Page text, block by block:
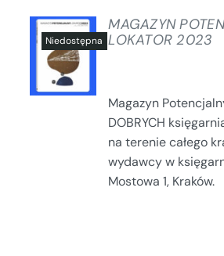
SZCZEGÓŁY
MAGAZYN
LOKATOR 2023
Magazyn
DOBRYCH
na terenie całego
wydawcy w
Mostowa 1, Kraków.